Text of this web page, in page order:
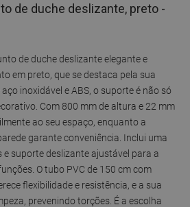
de duche deslizante, preto -
de duche deslizante elegante e
em preto, que se destaca pela sua
inoxidável e ABS, o suporte é não só
Com 800 mm de altura e 22 mm
ao seu espaço, enquanto a
garante conveniência. Inclui uma
suporte deslizante ajustável para a
O tubo PVC de 150 cm com
flexibilidade e resistência, e a sua
prevenindo torções. É a escolha